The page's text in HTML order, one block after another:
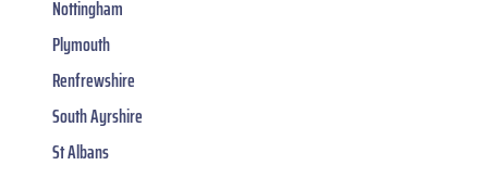
Nottingham
Plymouth
Renfrewshire
South Ayrshire
St Albans